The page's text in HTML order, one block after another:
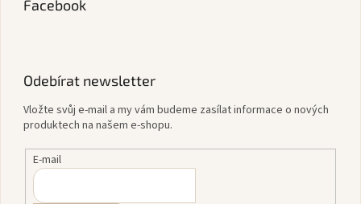
Facebook
Odebírat newsletter
Vložte svůj e-mail a my vám budeme zasílat informace o nových
produktech na našem e-shopu.
E-mail